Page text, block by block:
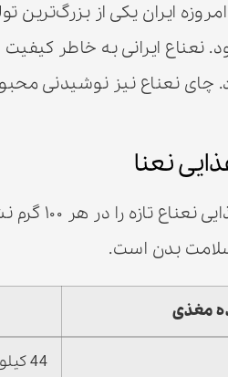
امروزه ایران یکی از
ایرانی به خاطر
نعناع نیز نوشیدنی
نعنا
جدول زیر
بدن است.
مغذی
44 کیلوکالری